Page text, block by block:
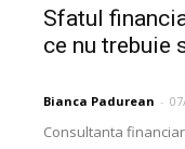
Sfatul
ce nu trebuie
Bianca Padurean -
Consultanta